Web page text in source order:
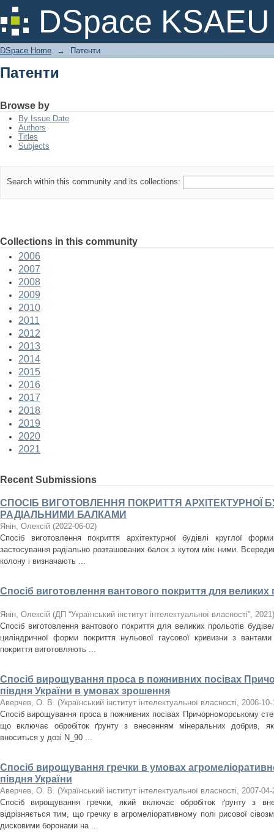
DSpace KSAEU
Патенти
DSpace Home → Патенти
Патенти
Browse by
By Issue Date
Authors
Titles
Subjects
Search within this community and its collections:
Collections in this community
2006
2007
2008
2009
2010
2011
2012
2013
2014
2015
2016
2017
2018
2019
2020
2021
Recent Submissions
СПОСІБ ВИГОТОВЛЕННЯ ПОКРИТТЯ АРХІТЕКТУРНОЇ
РАДІАЛЬНИМИ БАЛКАМИ
Янін, Олексій (2022-06-02)
Спосіб виготовлення покриття архітектурної будівлі круглої
застосування радіально розташованих балок з кутом між ними.
колону і визначають ...
Спосіб виготовлення вантового покриття для великих
Янін, Олексій (ДП “Український інститут інтелектуальної власності”, 2021)
Спосіб виготовлення вантового покриття для великих прольотів
циліндричної форми покриття нульової гаусової кривизни з
покриття виготовляють ...
Спосіб вирощування проса в пожнивних посівах
півдня України в умовах зрошення
Аверчев, О. В. (Український інститут інтелектуальної власності, 2006-10-
Спосіб вирощування проса в пожнивних посівах Причорноморському
що включає обробіток ґрунту з внесенням мінеральних добрив,
вноситься у дозі N_90 ...
Спосіб вирощування гречки в умовах
півдня України
Аверчев, О. В. (Український інститут інтелектуальної власності, 2007-04-
Спосіб вирощування гречки, який включає обробіток ґрунту з
відрізняється тим, що гречку в агромеліоративному полі рисової
дисковими боронами на ...